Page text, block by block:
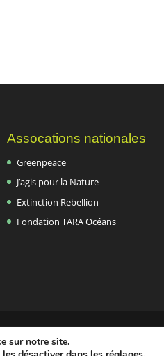
Assocations nationales
Greenpeace
J’agis pour la Nature
Extinction Rebellion
Fondation TARA Océans
sur notre site.